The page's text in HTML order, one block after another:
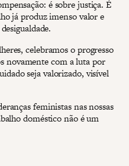
é sobre justiça. É
já produz imenso valor e
celebramos o progresso
novamente com a luta por
seja valorizado, visível
feministas nas nossas
doméstico não é um